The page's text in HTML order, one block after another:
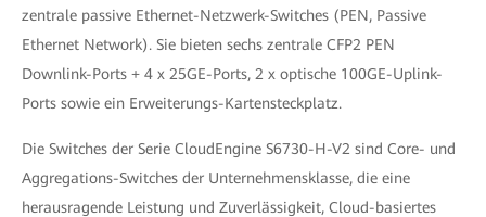
zentrale passive Ethernet-Netzwerk-Switches (PEN, Passive
Ethernet Network). Sie bieten sechs zentrale CFP2 PEN
Downlink-Ports + 4 x 25GE-Ports, 2 x optische 100GE-Uplink-
Ports sowie ein Erweiterungs-Kartensteckplatz.
Die Switches der Serie CloudEngine S6730-H-V2 sind Core- und
Aggregations-Switches der Unternehmensklasse, die eine
herausragende Leistung und Zuverlässigkeit, Cloud-basiertes